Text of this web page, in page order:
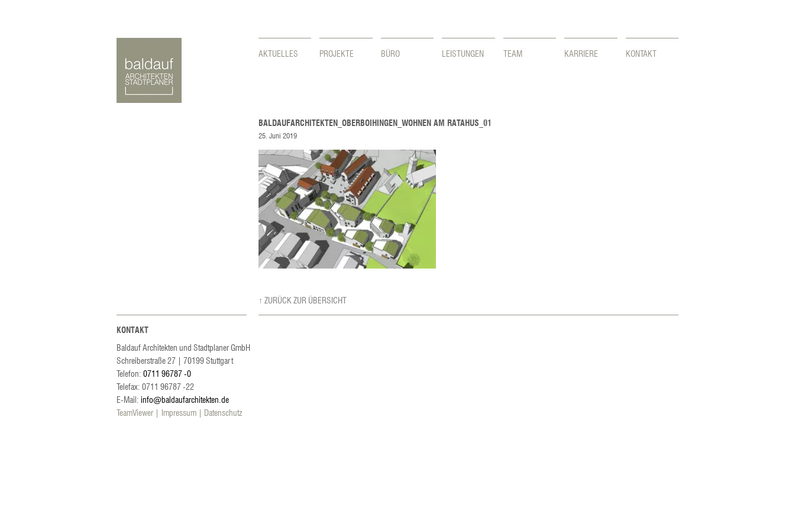
AKTUELLES PROJEKTE BÜRO LEISTUNGEN TEAM KARRIERE KONTAKT
BALDAUFARCHITEKTEN_OBERBOIHINGEN_WOHNEN AM RATAHUS_01
25. Juni 2019
↑ ZURÜCK ZUR ÜBERSICHT
KONTAKT
Baldauf Architekten und Stadtplaner GmbH
Schreiberstraße 27 | 70199Stuttgart
Telefon: 0711 96787 -0
Telefax: 0711 96787 -22
E-Mail: info@baldaufarchitekten.de
TeamViewer
Impressum Datenschutz